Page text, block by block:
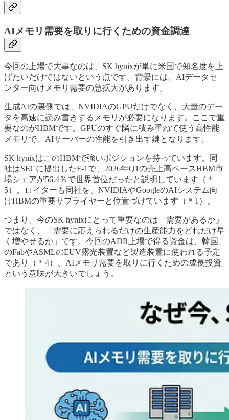
AIメモリ需要を取りに行くための資金調達
今回の上場で大事なのは、SK hynixが単に米国で知名度を上
げたいだけではないという点です。背景には、AIデータセ
ンター向けメモリ需要の急拡大があります。
生成AIの裏側では、NVIDIAのGPUだけでなく、大量のデー
タを高速に読み書きするメモリが必要になります。ここで重
要なのがHBMです。GPUのすぐ隣に積み重ねて使う高性能
メモリで、AIサーバーの性能を引き出す鍵となります。
SK hynixはこのHBMで強いポジションを持っています。同
社はSECに提出したF-1で、2026年Q1の売上高ベースHBM市
場シェアが56.4％で世界首位だったと説明しています（＊
5）。ロイターも同社を、NVIDIAやGoogleのAIシステム向
けHBMの重要サプライヤーと位置づけています（＊1）。
つまり、今のSK hynixにとって重要なのは「需要があるか」
ではなく、「需要に応えられるだけの生産能力をどれだけ早
く増やせるか」です。今回のADR上場で得る資金は、韓国
のFabやASMLのEUV露光装置など製造装置に使われる予定
であり（＊4）、AIメモリ需要を取りに行くための成長投資
という意味が大きいでしょう。